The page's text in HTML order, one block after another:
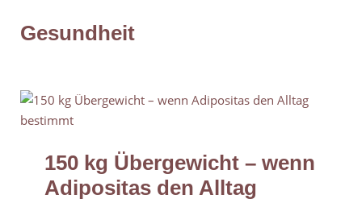
Gesundheit
150 kg Übergewicht – wenn
Adipositas den Alltag